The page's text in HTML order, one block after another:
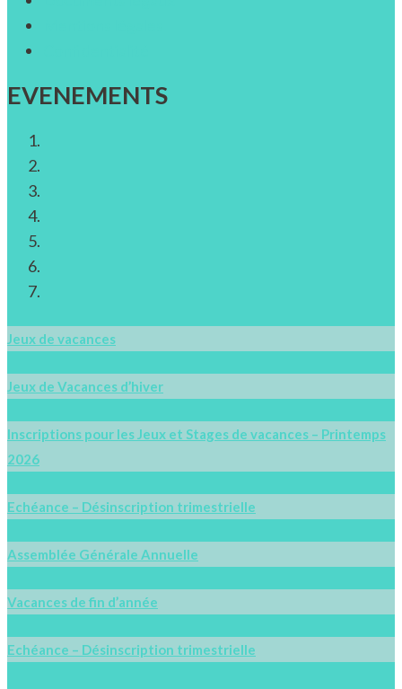
EVENEMENTS
Jeux de vacances
Jeux de Vacances d’hiver
Inscriptions pour les Jeux et Stages de vacances – Printemps
2026
Echéance – Désinscription trimestrielle
Assemblée Générale Annuelle
Vacances de fin d’année
Echéance – Désinscription trimestrielle